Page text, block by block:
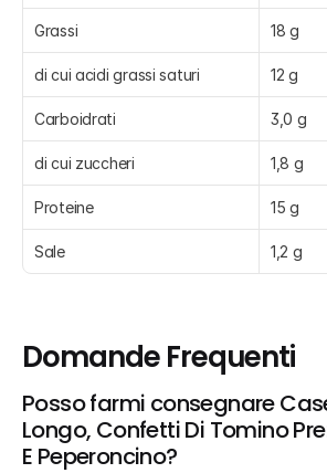
Grassi 18 g
di cui acidi grassi saturi 12 g
Carboidrati 3,0 g
di cui zuccheri 1,8 g
Proteine 15 g
Sale 1,2 g
Domande Frequenti
Posso farmi consegnare
Longo, Confetti Di Tomino
E Peperoncino?